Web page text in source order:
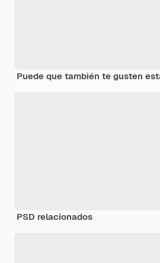
Puede que también te gusten
PSD relacionados